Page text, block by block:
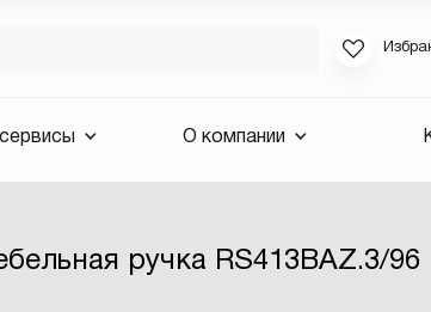
О компании
ручка RS413BAZ.3/96
Если вы
будут